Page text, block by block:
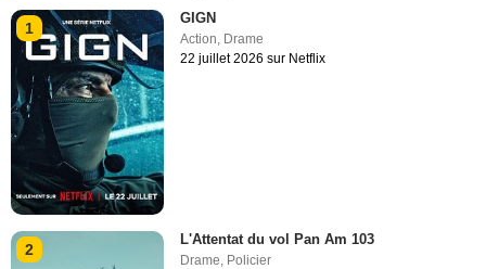
1
GIGN
Action, Drame
22 juillet 2026 sur Netflix
2
L'Attentat du vol Pan Am 103
Drame Policier